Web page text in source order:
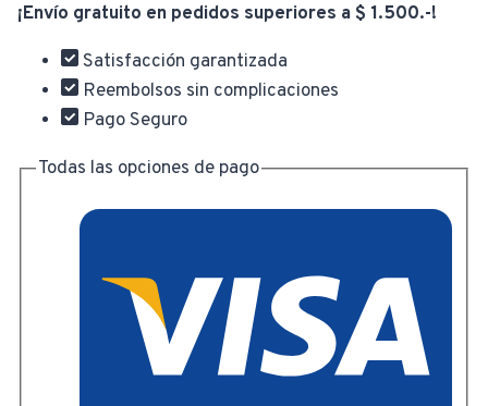
Circular
Antideslizante
Ayuda
Adulto
cantidad
¡Envío gratuito en pedidos superiores a $ 1.500.-!
Satisfacción garantizada
Reembolsos sin complicaciones
Pago Seguro
Todas las opciones de pago